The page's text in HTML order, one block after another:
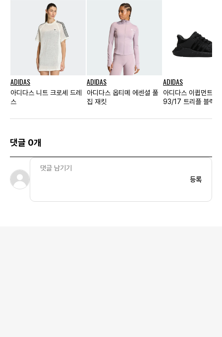
ADIDAS
아디다스 니트 크로셰 드레
스
ADIDAS
아디다스 옵티메 에센셜 풀
집 재킷
ADIDAS
아디다스 이큅먼트 서
93/17 트리플 블랙
댓글 0개
등록